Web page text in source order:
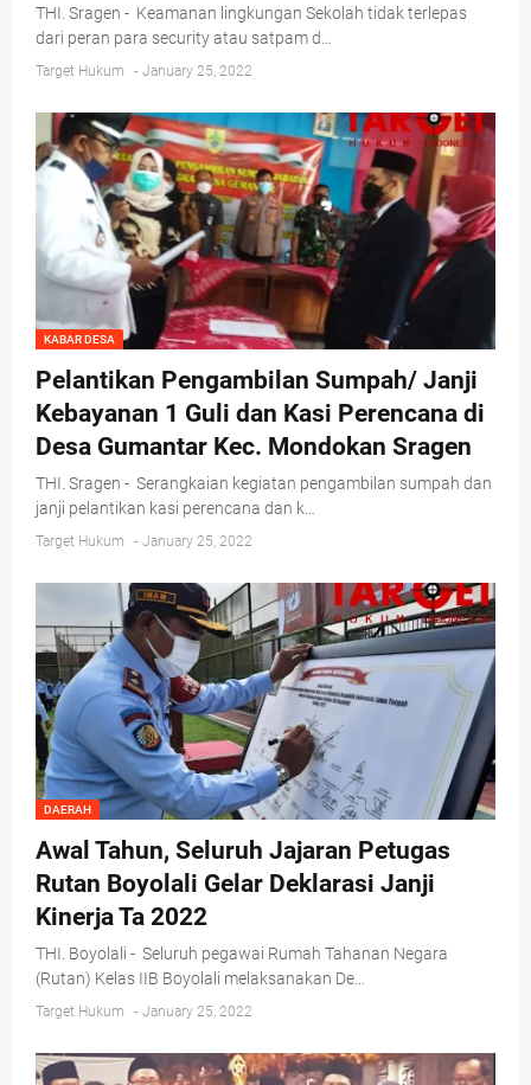
THI. Sragen - Keamanan lingkungan Sekolah tidak terlepas
dari peran para security atau satpam d…
Target Hukum - January 25, 2022
KABAR DESA
Pelantikan Pengambilan Sumpah/ Janji
Kebayanan 1 Guli dan Kasi Perencana di
Desa Gumantar Kec. Mondokan Sragen
THI. Sragen - Serangkaian kegiatan pengambilan sumpah dan
janji pelantikan kasi perencana dan k…
Target Hukum - January 25, 2022
DAERAH
Awal Tahun, Seluruh Jajaran Petugas
Rutan Boyolali Gelar Deklarasi Janji
Kinerja Ta 2022
THI. Boyolali - Seluruh pegawai Rumah Tahanan Negara
(Rutan) Kelas IIB Boyolali melaksanakan De…
Target Hukum - January 25, 2022